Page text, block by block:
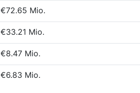
€72.65 Mio.
€33.21 Mio.
€8.47 Mio.
€6.83 Mio.